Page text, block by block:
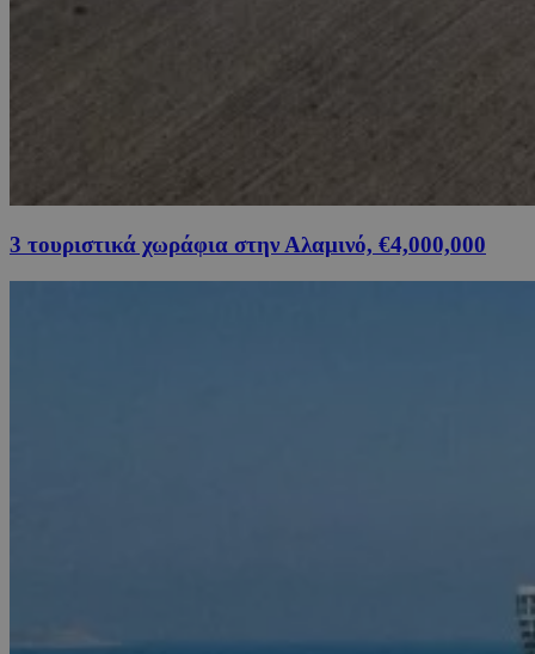
3 τουριστικά χωράφια στην Αλαμινό, €4,000,000